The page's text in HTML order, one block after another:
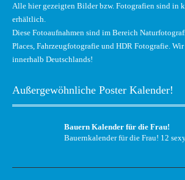
Alle hier gezeigten Bilder bzw. Fotografien sind in
erhältlich.
Diese Fotoaufnahmen sind im Bereich
Places, Fahrzeugfotografie und HDR Fotografie.
innerhalb Deutschlands!
Außergewöhnliche Poster Kalender!
Bauern Kalender für die Frau!
Bauernkalender für die Frau! 12